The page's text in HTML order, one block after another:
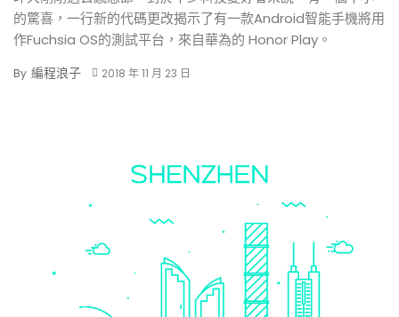
的驚喜，一行新的代碼更改揭示了有一款Android智能手機將用
作Fuchsia OS的測試平台，來自華為的 Honor Play。
By 編程浪子 2018 年 11 月 23 日